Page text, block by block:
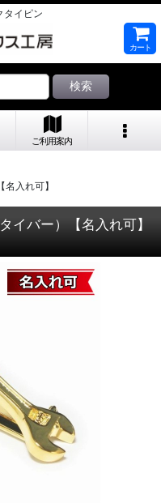
タイピン
カート
検索
ご利用案内
入れ可】
イバー）【名入れ可】